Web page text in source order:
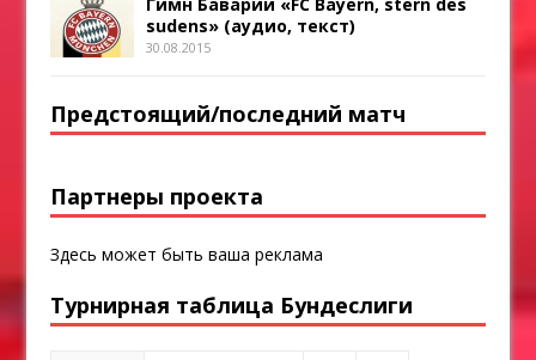
sudens» (аудио, текст)
30.08.2015
Предстоящий/последний матч
Партнеры проекта
Здесь может быть ваша реклама
Турнирная таблица Бундеслиги